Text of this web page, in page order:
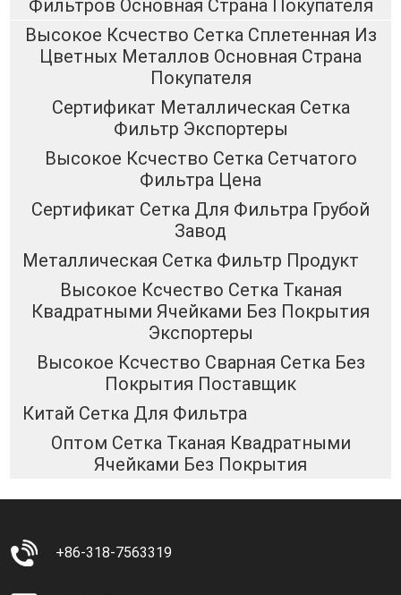
Фильтров Основная Страна Покупателя
Высокое Ксчество Сетка Сплетенная Из
Цветных Металлов Основная Страна
Покупателя
Сертификат Металлическая Сетка
Фильтр Экспортеры
Высокое Ксчество Сетка Сетчатого
Фильтра Цена
Сертификат Сетка Для Фильтра Грубой
Завод
Металлическая Сетка Фильтр Продукт
Высокое Ксчество Сетка Тканая
Квадратными Ячейками Без Покрытия
Экспортеры
Высокое Ксчество Сварная Сетка Без
Покрытия Поставщик
Китай Сетка Для Фильтра
Оптом Сетка Тканая Квадратными
Ячейками Без Покрытия
+86-318-7563319